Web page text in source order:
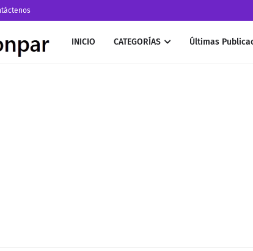
INICIO CATEGORÍAS Últimas